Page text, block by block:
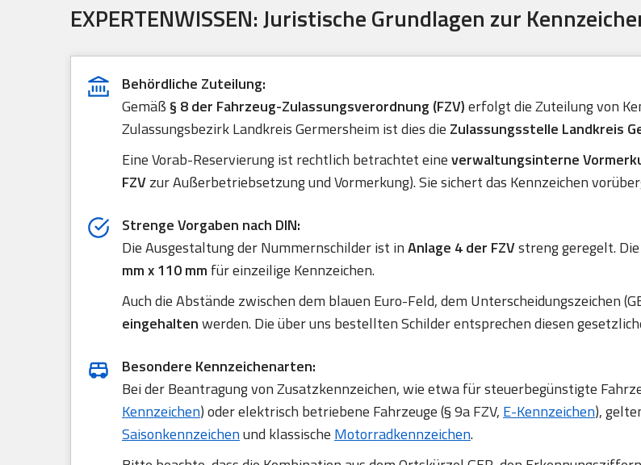
EXPERTENWISSEN: Juristische Grundlagen zur
Behördliche Zuteilung:
Gemäß § 8 der Fahrzeug-Zulassungsverordnung (FZV)erfolgt die Zuteilung von
Zulassungsbezirk Landkreis Germersheim ist dies die Zulassungsstelle Landkreis
Eine Vorab-Reservierung ist rechtlich betrachtet eineverwaltungsinterne
FZVzur Außerbetriebsetzung und Vormerkung). Sie sichert das Kennzeichen
Strenge Vorgaben nach DIN:
Die Ausgestaltung der Nummernschilder ist inAnlage 4 der FZVstreng geregelt.
mm x 110 mm für einzeilige Kennzeichen.
Auch die Abstände zwischen dem blauen Euro-Feld, dem Unterscheidungszeichen
eingehaltenwerden. Die über uns bestellten Schilder entsprechen diesen
Besondere Kennzeichenarten:
Bei der Beantragung von Zusatzkennzeichen, wie etwa für steuerbegünstigte
Kennzeichen) oder elektrisch betriebene Fahrzeuge (§ 9a FZV, E-Kennzeichen),
Saisonkennzeichenund klassische Motorradkennzeichen.